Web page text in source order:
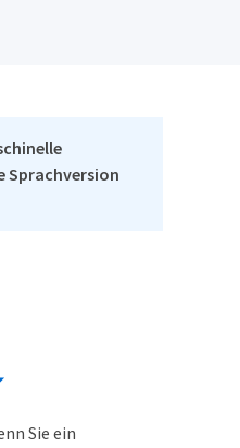
Sprachversion
Sie ein